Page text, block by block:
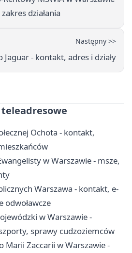
działania
Następny >>
- kontakt, adres i działy
Ochota - kontakt,
w Warszawie - msze,
Warszawa - kontakt, e-
odwoławcze
w Warszawie -
sprawy cudzoziemców
Marii Zaccarii w Warszawie -